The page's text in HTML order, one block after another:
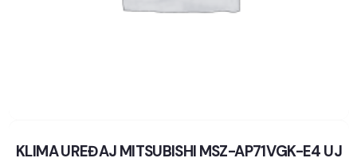
KLIMA UREĐAJ MITSUBISHI MSZ-AP71VGK-E4 UJ